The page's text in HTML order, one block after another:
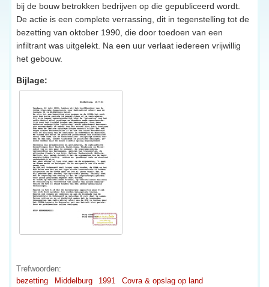
bij de bouw betrokken bedrijven op die gepubliceerd wordt.
De actie is een complete verrassing, dit in tegenstelling tot de
bezetting van oktober 1990, die door toedoen van een
infiltrant was uitgelekt. Na een uur verlaat iedereen vrijwillig
het gebouw.
Bijlage:
Trefwoorden:
bezetting
Middelburg 1991 Covra & opslag op land